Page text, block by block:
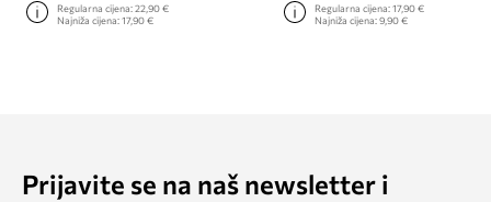
Regularna cijena:22,90 €
Najniža cijena:17,90 €
Regularna cijena: 17,90 €
Najniža cijena: 9,90 €
Prijavite se na naš newsletter i